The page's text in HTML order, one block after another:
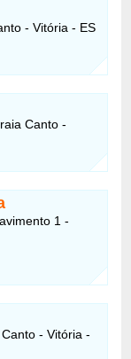
- Vitória - ES
Canto -
1 -
- Vitória -